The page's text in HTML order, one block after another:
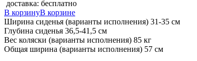
доставка: бесплатно
В корзинуВ корзине
Ширина сиденья (варианты исполнения) 31-35 см
Глубина сиденья 36,5-41,5 см
Вес коляски (варианты исполнения) 85 кг
Общая ширина (варианты исполнения) 57 см